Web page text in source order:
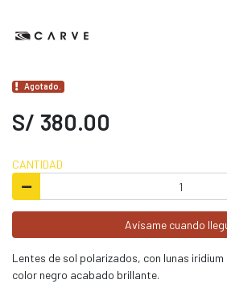
Agotado.
S/ 380.00
CANTIDAD
Avísame cuando
Lentes de sol polarizados, con lunas
color negro acabado brillante.